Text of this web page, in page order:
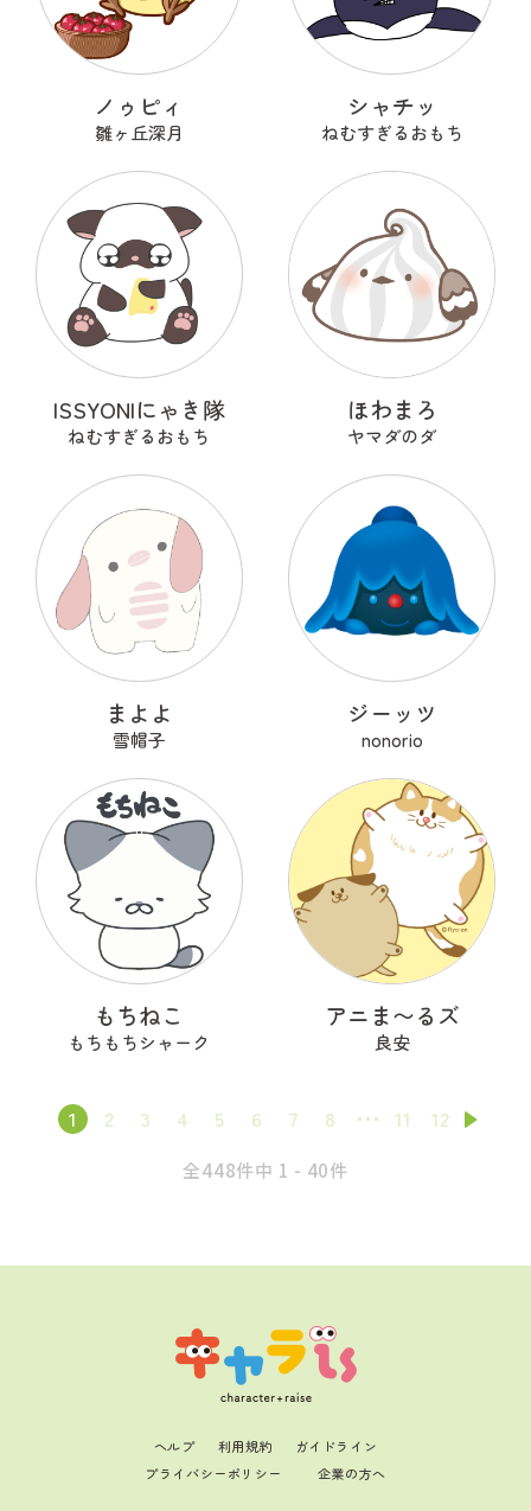
ノゥピィ
雛ヶ丘深月
シャチッ
ねむすぎるおもち
ISSYONIにゃき隊
ねむすぎるおもち
ほわまろ
ヤマダのダ
まよよ
雪帽子
ジーッツ
nonorio
もちねこ
もちもちシャーク
アニま〜るズ
良安
1 2 3 4 5 6 7 8 11 12
全448件中 1 - 40件
ヘルプ 利用規約
ガイドライン
プライバシーポリシー
企業の方へ